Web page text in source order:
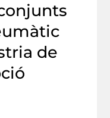
de